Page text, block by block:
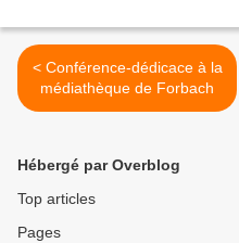
< Conférence-dédicace à la
médiathèque de Forbach
Hébergé par Overblog
Top articles
Pages